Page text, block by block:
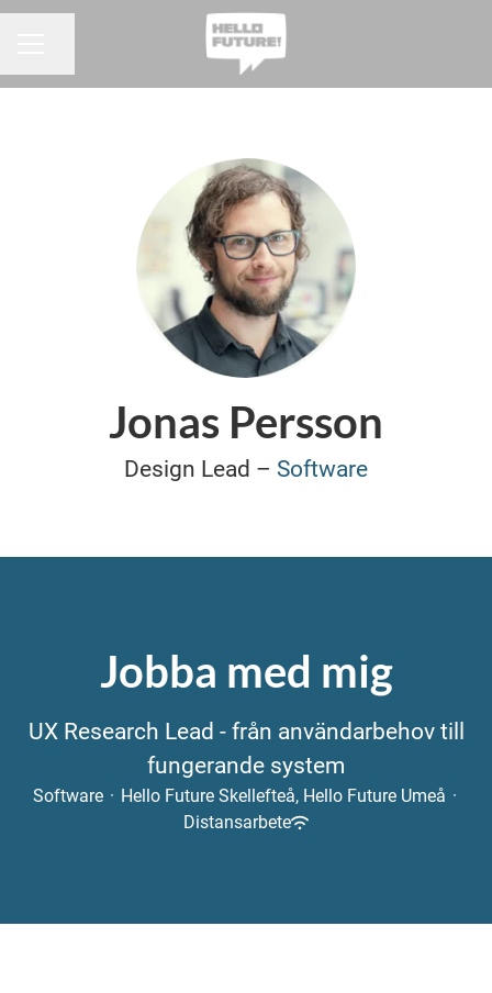
Jonas Persson
Design Lead – Software
Jobba med mig
UX Research Lead - från användarbehov till
fungerande system
Software · Hello Future Skellefteå, Hello Future Umeå ·
Distansarbete